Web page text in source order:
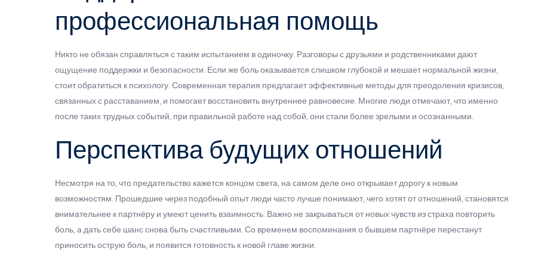
профессиональная помощь
Никто не обязан справляться с таким испытанием в одиночку. Разговоры с друзьями и родственниками дают
ощущение поддержки и безопасности. Если же боль оказывается слишком глубокой и мешает нормальной жизни,
стоит обратиться к психологу. Современная терапия предлагает эффективные методы для преодоления кризисов,
связанных с расставанием, и помогает восстановить внутреннее равновесие. Многие люди отмечают, что именно
после таких трудных событий, при правильной работе над собой, они стали более зрелыми и осознанными.
Перспектива будущих отношений
Несмотря на то, что предательство кажется концом света, на самом деле оно открывает дорогу к новым
возможностям. Прошедшие через подобный опыт люди часто лучше понимают, чего хотят от отношений, становятся
внимательнее к партнёру и умеют ценить взаимность. Важно не закрываться от новых чувств из страха повторить
боль, а дать себе шанс снова быть счастливыми. Со временем воспоминания о бывшем партнёре перестанут
приносить острую боль, и появится готовность к новой главе жизни.